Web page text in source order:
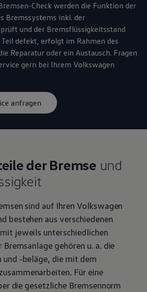
Check werden die Funktion der
Bremssystems inkl. der
und der Bremsflüssigkeitsstand
defekt, erfolgt im Rahmen des
Reparatur oder ein Austausch. Fragen
gern bei Ihrem Volkswagen
anfragen
der Bremse und
sind auf Ihren Volkswagen
bestehen aus verschiedenen
jeweils unterschiedlichen
Bremsanlage gehören u. a. die
und -beläge, die mit dem
Für eine
die gesetzliche Bremsennorm